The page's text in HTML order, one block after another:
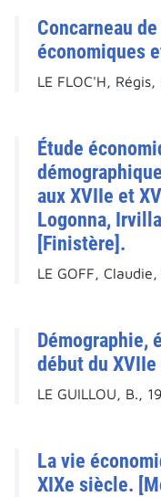
Concarneau
économiques
LE FLOC'H, Régis,
Étude
aux XVIIe et
Logonna,
[Finistère].
LE GOFF, Claudie,
Démographie,
début du
LE GUILLOU, B.,
La vie
XIXe siècle.